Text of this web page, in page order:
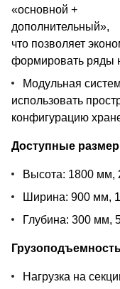
«основной +
дополнительный»,
что позволяет
формировать ряды
Модульная
использовать
конфигурацию
Доступные
Высота: 1800 мм,
Ширина: 900 мм,
Глубина: 300 мм,
Нагрузка на